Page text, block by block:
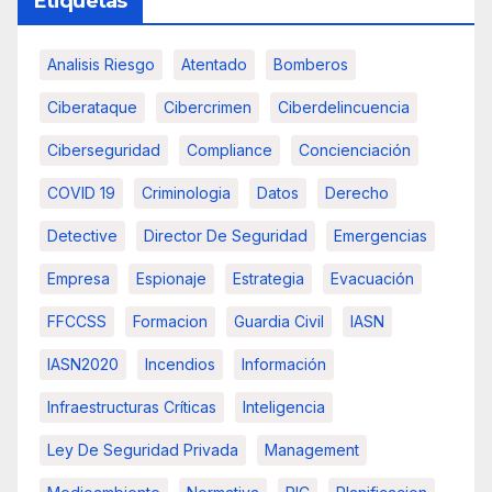
Analisis Riesgo Atentado Bomberos
Ciberataque Cibercrimen Ciberdelincuencia
Ciberseguridad Compliance Concienciación
COVID 19 Criminologia Datos Derecho
Detective Director De Seguridad Emergencias
Empresa Espionaje Estrategia Evacuación
FFCCSS Formacion Guardia Civil IASN
IASN2020 Incendios Información
Infraestructuras Críticas Inteligencia
Ley De Seguridad Privada Management